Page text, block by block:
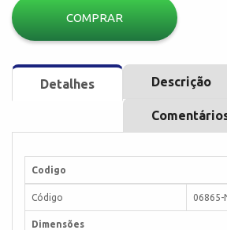
COMPRAR
Detalhes Descrição
Codigo
Código 06865-
Dimensões